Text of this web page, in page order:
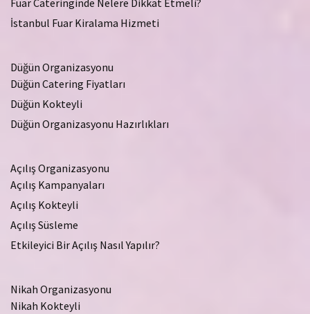
Fuar Cateringinde Nelere Dikkat Etmeli?
İstanbul Fuar Kiralama Hizmeti
Düğün Organizasyonu
Düğün Catering Fiyatları
Düğün Kokteyli
Düğün Organizasyonu Hazırlıkları
Açılış Organizasyonu
Açılış Kampanyaları
Açılış Kokteyli
Açılış Süsleme
Etkileyici Bir Açılış Nasıl Yapılır?
Nikah Organizasyonu
Nikah Kokteyli